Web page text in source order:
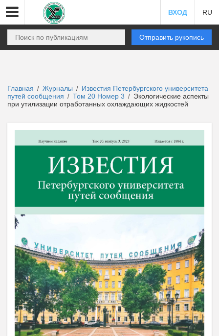
ВХОД RU
Отправить рукопись
Главная / Журналы / Известия Петербургского университета
путей сообщения / Том 20 Номер 3 / Экологические аспекты
при утилизации отработанных охлаждающих жидкостей